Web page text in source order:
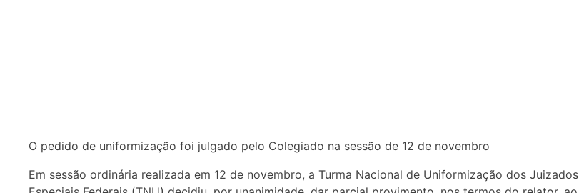
O pedido de uniformização foi julgado pelo Colegiado na sessão de 12 de novembro
Em sessão ordinária realizada em 12 de novembro, a Turma Nacional de Uniformização dos Juizados